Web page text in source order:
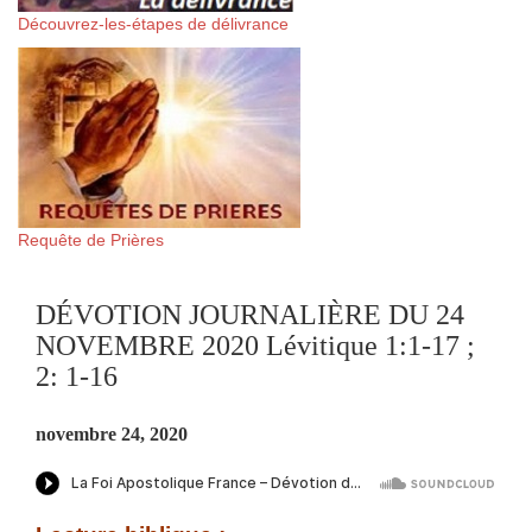
Découvrez-les-étapes de délivrance
Requête de Prières
DÉVOTION JOURNALIÈRE DU 24
NOVEMBRE 2020 Lévitique 1:1-17 ;
2: 1-16
novembre 24, 2020